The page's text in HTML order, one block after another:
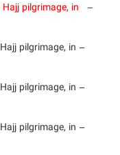
– The Message of Imam Khamenei on 2024 Hajj pilgrimage, in
pilgrimage, in
pilgrimage, in
pilgrimage, in